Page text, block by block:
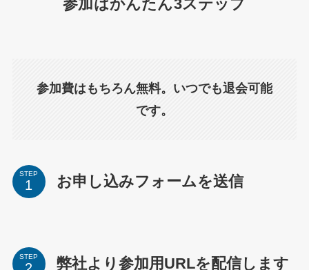
参加はかんたん3ステップ
参加費はもちろん無料。いつでも退会可能
です。
STEP お申し込みフォームを送信
STEP 弊社より参加用URLを配信します